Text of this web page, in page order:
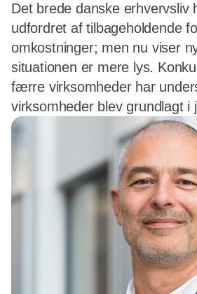
Det brede danske
udfordret af tilbageholdende
omkostninger; men nu viser
situationen er mere lys.
færre virksomheder har
virksomheder blev grundlagt i